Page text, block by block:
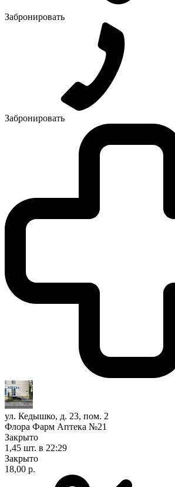
Забронировать
Забронировать
ул. Кедышко, д. 23, пом. 2
Флора Фарм Аптека №21
Закрыто
1,45 шт. в 22:29
Закрыто
18,00 р.